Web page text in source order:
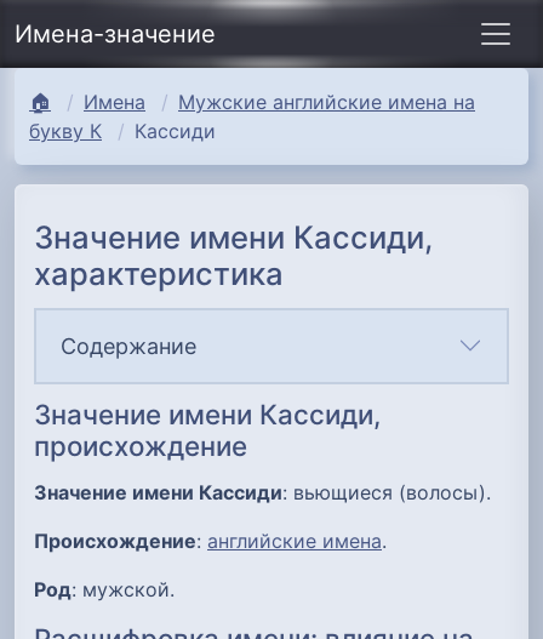
Имена-значение
🏠 Имена
Мужские английские имена на
букву К
Кассиди
Значение имени Кассиди,
характеристика
Содержание
Значение имени Кассиди,
происхождение
Значение имени Кассиди: вьющиеся (волосы).
Происхождение: английские имена.
Род: мужской.